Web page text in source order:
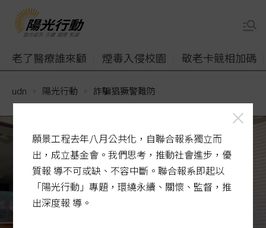
老了醫療誰來顧 煙毒入侵校園 敬老卡競相加碼
udn 陽光行動 詐騙猖獗警難防
願景工程去年八月公共化，自聯合報系獨立而
出，成立基金會。我們思考，推動社會進步，優
質報 導不可或缺、不容中斷。聯合報系即起以
「陽光行動」專題，環繞永續、關懷、監督，推
出深度報 導。